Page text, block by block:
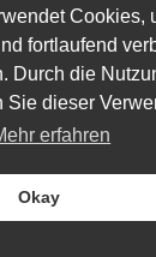
Cookies,
fortlaufend
Durch die
Sie dieser
erfahren
Okay
Kontakt
Impressum
Datenschutz